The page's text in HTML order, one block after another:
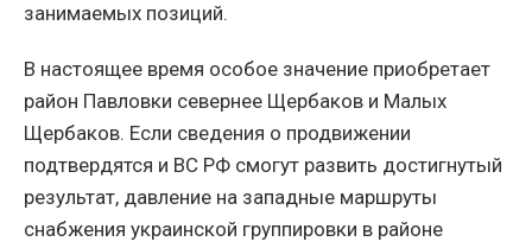
занимаемых позиций.
В настоящее время особое значение приобретает
район Павловки севернее Щербаков и Малых
Щербаков. Если сведения о продвижении
подтвердятся и ВС РФ смогут развить достигнутый
результат, давление на западные маршруты
снабжения украинской группировки в районе